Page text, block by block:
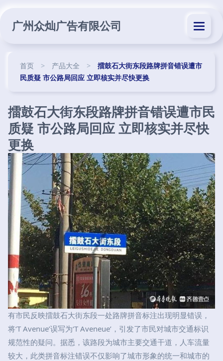
广州众灿广告有限公司
首页 > 产品大全 >
擂鼓石大街东段路牌拼音错误遭市
民质疑 市公路局回应 立即核实并尽快更换
擂鼓石大街东段路牌拼音错误遭市民
质疑 市公路局回应 立即核实并尽快
更换
有市民反映擂鼓石大街东段一处路牌拼音标注出现明显错误，
将‘T Avenue’误写为‘T Aveneue’，引发了市民对城市交通标识
规范性的疑问。据悉，该路段为城市主要交通干道，人车流量
较大，此类拼音标注错误不仅影响了城市形象的统一和城市的